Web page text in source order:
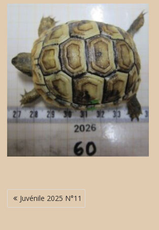
Navigation
de
Juvénile 2025 N°11